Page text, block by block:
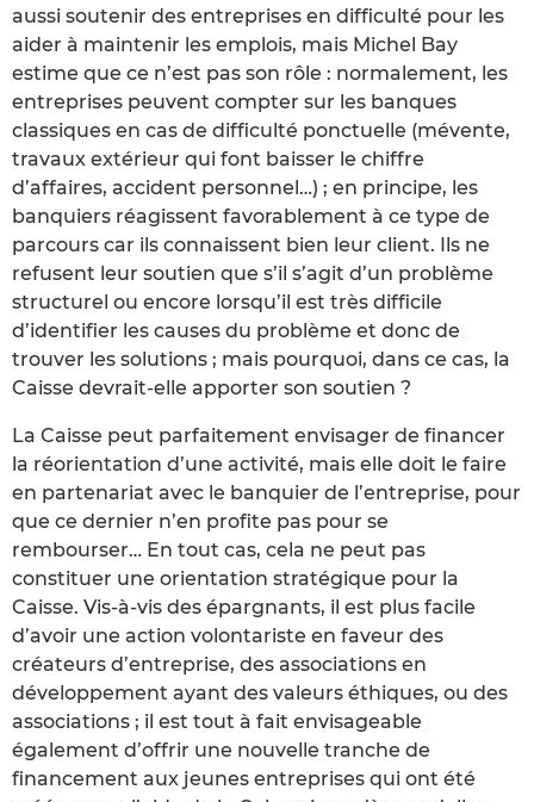
aussi soutenir des entreprises en difficulté pour les
aider à maintenir les emplois, mais Michel Bay
estime que ce n’est pas son rôle : normalement, les
entreprises peuvent compter sur les banques
classiques en cas de difficulté ponctuelle (mévente,
travaux extérieur qui font baisser le chiffre
d’affaires, accident personnel…) ; en principe, les
banquiers réagissent favorablement à ce type de
parcours car ils connaissent bien leur client. Ils ne
refusent leur soutien que s’il s’agit d’un problème
structurel ou encore lorsqu’il est très difficile
d’identifier les causes du problème et donc de
trouver les solutions ; mais pourquoi, dans ce cas, la
Caisse devrait-elle apporter son soutien ?
La Caisse peut parfaitement envisager de financer
la réorientation d’une activité, mais elle doit le faire
en partenariat avec le banquier de l’entreprise, pour
que ce dernier n’en profite pas pour se
rembourser… En tout cas, cela ne peut pas
constituer une orientation stratégique pour la
Caisse. Vis-à-vis des épargnants, il est plus facile
d’avoir une action volontariste en faveur des
créateurs d’entreprise, des associations en
développement ayant des valeurs éthiques, ou des
associations ; il est tout à fait envisageable
également d’offrir une nouvelle tranche de
financement aux jeunes entreprises qui ont été